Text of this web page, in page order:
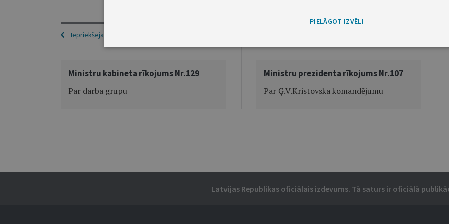
Iepriekšējā
Ministru kabineta rīkojums Nr.129
Par darba grupu
Ministru prezidenta rīkojums Nr.107
Par Ģ.V.Kristovska komandējumu
Latvijas Republikas oficiālais izdevums. Tā saturs ir oficiālā
PIELĀGOT IZVĒLI